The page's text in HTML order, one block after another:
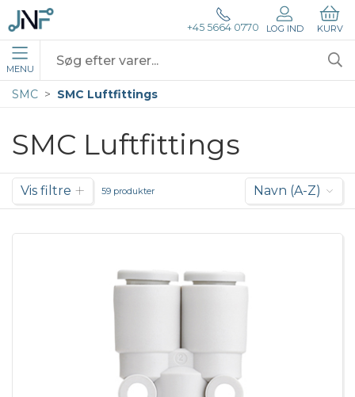
+45 5664 0770 LOG IND KURV
MENU
SMC SMC Luftfittings
SMC Luftfittings
Vis filtre 59 produkter Navn (A-Z)